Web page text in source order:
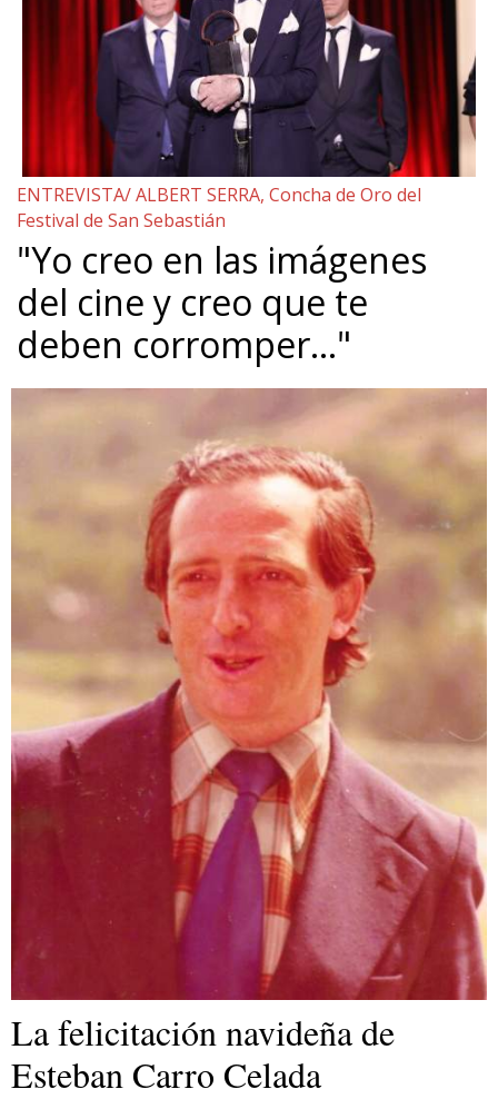
ENTREVISTA/ ALBERT SERRA, Concha de Oro del
Festival de San Sebastián
"Yo creo en las imágenes
del cine y creo que te
deben corromper…"
La felicitación navideña de
Esteban Carro Celada